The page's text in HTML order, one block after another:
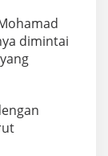
dimintai